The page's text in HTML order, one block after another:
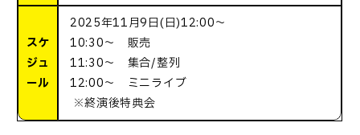
スケ
ジュ
ール
2025年11月9日(日)12:00～
10:30～ 販売
11:30～ 集合/整列
12:00～ ミニライブ
※終演後特典会